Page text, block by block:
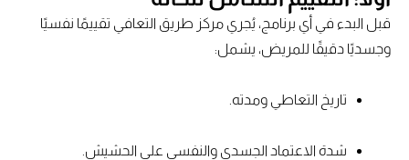
قبل البدء في أي برنامج، يُجري مركز طريق التعافي تقييمًا نفسيًا
وجسديًا دقيقًا للمريض، يشمل:
تاريخ التعاطي ومدته.
شدة الاعتماد الجسدي والنفسي على الحشيش.